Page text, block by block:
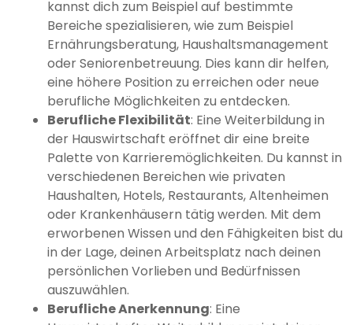
kannst dich zum Beispiel auf bestimmte
Bereiche spezialisieren, wie zum Beispiel
Ernährungsberatung, Haushaltsmanagement
oder Seniorenbetreuung. Dies kann dir helfen,
eine höhere Position zu erreichen oder neue
berufliche Möglichkeiten zu entdecken.
Berufliche Flexibilität: Eine Weiterbildung in
der Hauswirtschaft eröffnet dir eine breite
Palette von Karrieremöglichkeiten. Du kannst in
verschiedenen Bereichen wie privaten
Haushalten, Hotels, Restaurants, Altenheimen
oder Krankenhäusern tätig werden. Mit dem
erworbenen Wissen und den Fähigkeiten bist du
in der Lage, deinen Arbeitsplatz nach deinen
persönlichen Vorlieben und Bedürfnissen
auszuwählen.
Berufliche Anerkennung: Eine